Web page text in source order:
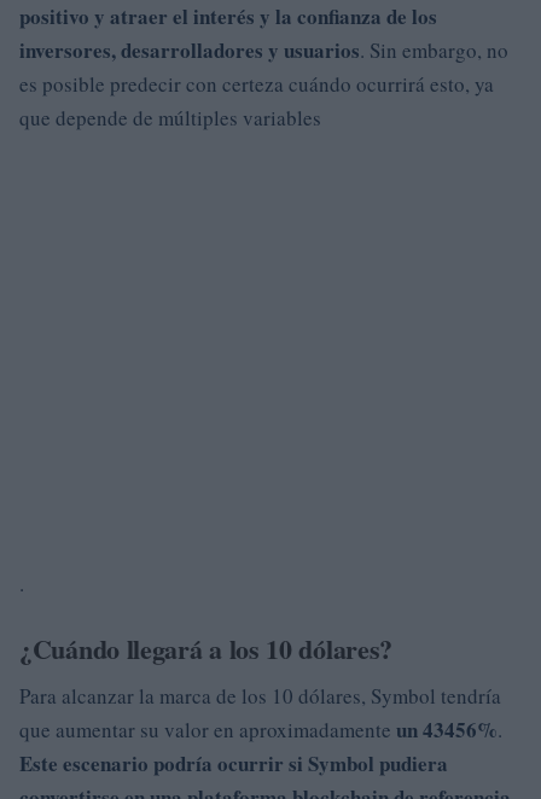
positivo y atraer el interés y la confianza de los
inversores, desarrolladores y usuarios. Sin embargo, no
es posible predecir con certeza cuándo ocurrirá esto, ya
que depende de múltiples variables
.
¿Cuándo llegará a los 10 dólares?
Para alcanzar la marca de los 10 dólares, Symbol tendría
que aumentar su valor en aproximadamente un 43456%.
Este escenario podría ocurrir si Symbol pudiera